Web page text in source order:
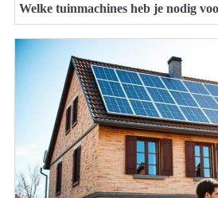
Welke tuinmachines heb je nodig